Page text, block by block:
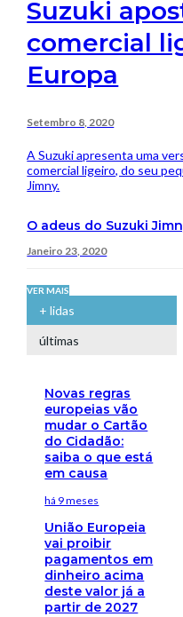
Suzuki
comercial
Europa
Setembro 8, 2020
A Suzuki apresenta uma
comercial ligeiro, do seu
Jimny.
O adeus do Suzuki
Janeiro 23, 2020
VER MAIS
+ lidas
últimas
Novas regras
europeias vão
mudar o Cartão
do Cidadão:
saiba o que está
em causa
há 9 meses
União Europeia
vai proibir
pagamentos em
dinheiro acima
deste valor já a
partir de 2027